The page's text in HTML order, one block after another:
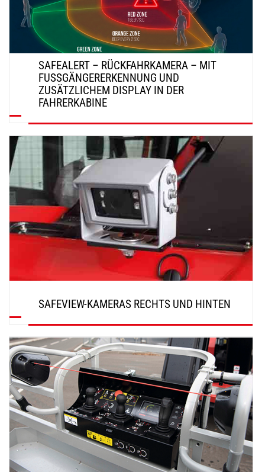
SAFEALERT – RÜCKFAHRKAMERA – MIT
FUSSGÄNGERERKENNUNG UND Z
USÄTZLICHEM DISPLAY IN DER F
AHRERKABINE
ENTDECKEN
SAFEVIEW-KAMERAS RECHTS UND HINTEN
ENTDECKEN